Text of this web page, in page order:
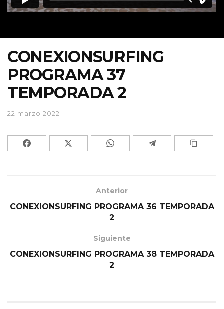
CONEXIONSURFING
PROGRAMA 37
TEMPORADA 2
22 marzo 2022
Anterior
CONEXIONSURFING PROGRAMA 36 TEMPORADA
2
Siguiente
CONEXIONSURFING PROGRAMA 38 TEMPORADA
2